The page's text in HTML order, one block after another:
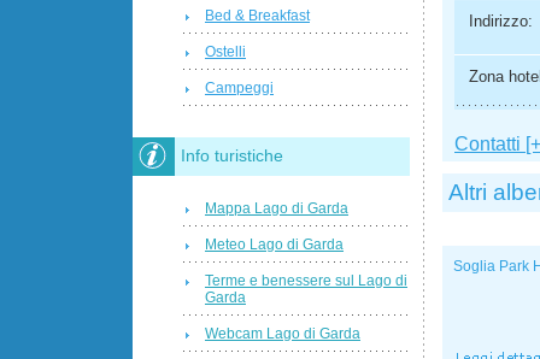
Indirizzo:
Zona
Contatti
Altri
Soglia Park
Bed & Breakfast
Ostelli
Campeggi
Info turistiche
Mappa Lago di Garda
Meteo Lago di Garda
Terme e benessere sul Lago di
Garda
Webcam Lago di Garda